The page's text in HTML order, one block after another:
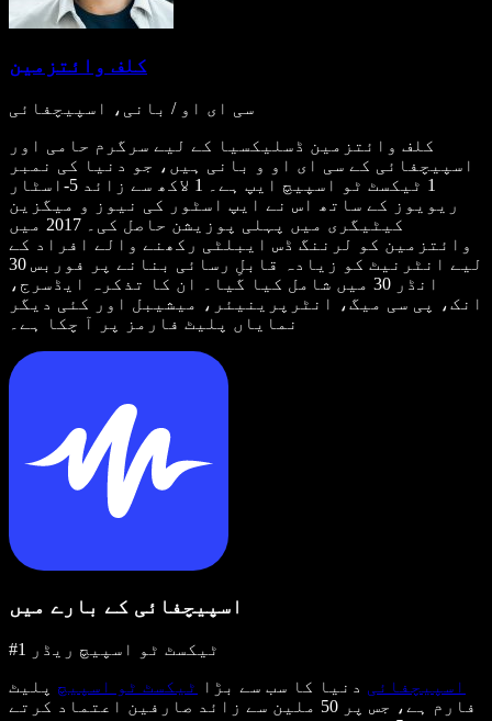
کلف وائتزمین
سی ای او / بانی، اسپیچفائی
کلف وائتزمین ڈسلیکسیا کے لیے سرگرم حامی اور
اسپیچفائی کے سی ای او و بانی ہیں، جو دنیا کی نمبر
1 ٹیکسٹ ٹو اسپیچ ایپ ہے۔ 1 لاکھ سے زائد 5-اسٹار
ریویوز کے ساتھ اس نے ایپ اسٹور کی نیوز و میگزین
کیٹیگری میں پہلی پوزیشن حاصل کی۔ 2017 میں
وائتزمین کو لرننگ ڈس ایبلٹی رکھنے والے افراد کے
لیے انٹرنیٹ کو زیادہ قابلِ رسائی بنانے پر فوربس 30
انڈر 30 میں شامل کیا گیا۔ ان کا تذکرہ ایڈسرج،
انک، پی سی میگ، انٹرپرینیئر، میشیبل اور کئی دیگر
نمایاں پلیٹ فارمز پر آ چکا ہے۔
اسپیچفائی کے بارے میں
#1 ٹیکسٹ ٹو اسپیچ ریڈر
اسپیچفائی دنیا کا سب سے بڑا ٹیکسٹ ٹو اسپیچ پلیٹ
فارم ہے، جس پر 50 ملین سے زائد صارفین اعتماد کرتے